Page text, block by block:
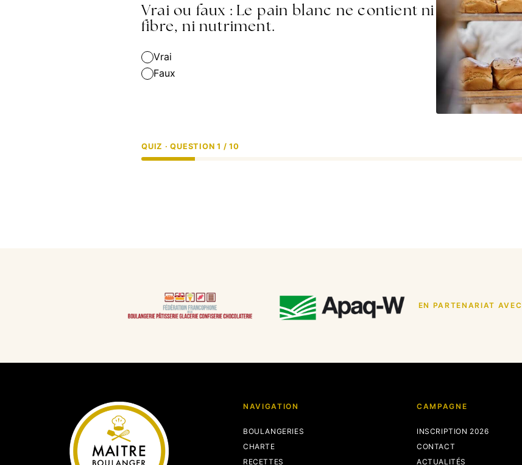
Vrai ou faux : Le pain blanc ne contient ni
fibre, ni nutriment.
Vrai
Faux
QUIZ · QUESTION 1 / 10
EN PARTENARIAT AVEC
NAVIGATION
BOULANGERIES
CHARTE
RECETTES
CAMPAGNE
INSCRIPTION 2026
CONTACT
ACTUALITÉS